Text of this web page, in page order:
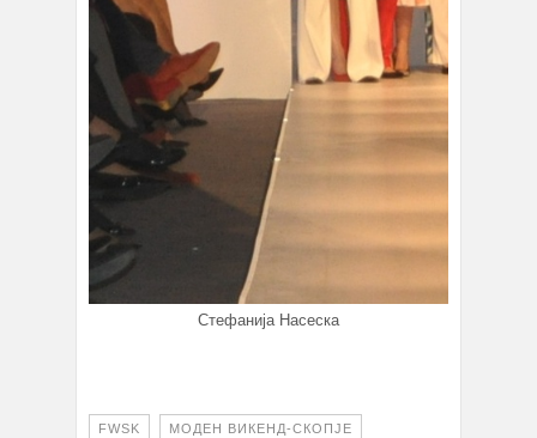
Стефанија Насеска
FWSK МОДЕН ВИКЕНД-СКОПЈЕ